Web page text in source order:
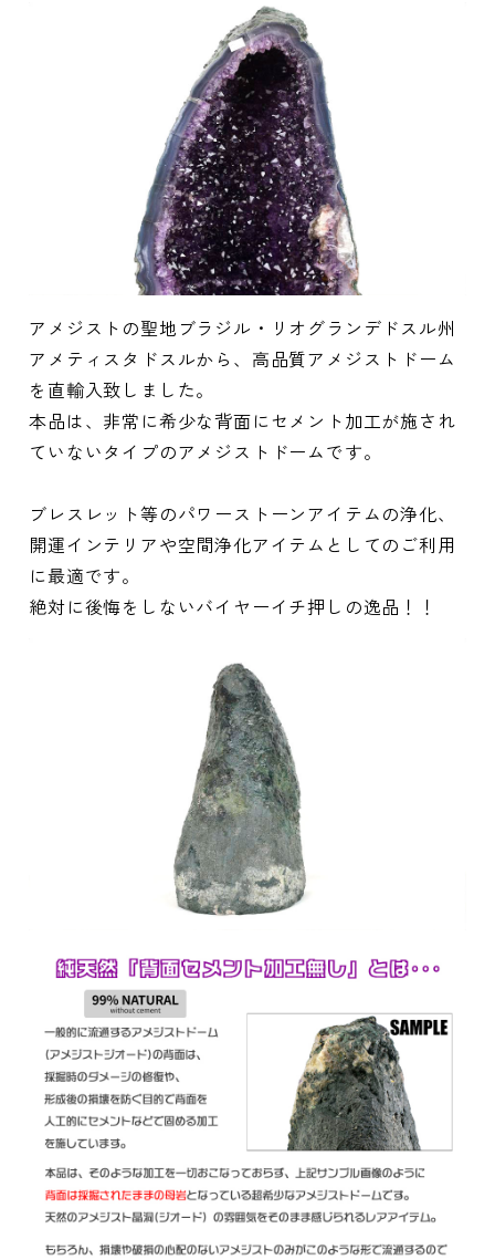
アメジストの聖地ブラジル・リオグランデドスル州
アメティスタドスルから、高品質アメジストドーム
を直輸入致しました。
本品は、非常に希少な背面にセメント加工が施され
ていないタイプのアメジストドームです。
ブレスレット等のパワーストーンアイテムの浄化、
開運インテリアや空間浄化アイテムとしてのご利用
に最適です。
絶対に後悔をしないバイヤーイチ押しの逸品！！